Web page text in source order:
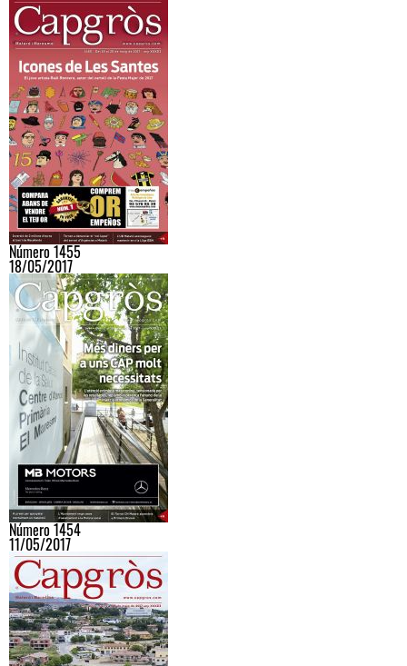
Número 1455
18/05/2017
Número 1454
11/05/2017